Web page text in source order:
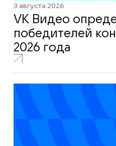
3 августа 2026
VK Видео
победителей
2026 года